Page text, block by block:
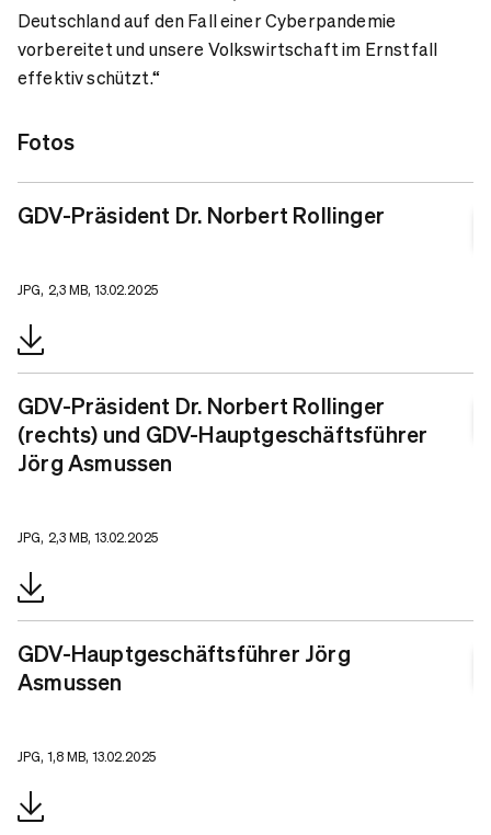
Deutschland auf den Fall einer Cyberpandemie
vorbereitet und unsere Volkswirtschaft im Ernstfall
effektiv schützt.“
Fotos
GDV-Präsident Dr. Norbert Rollinger
JPG, 2,3 MB, 13.02.2025
GDV-Präsident Dr. Norbert Rollinger
(rechts) und GDV-Hauptgeschäftsführer
Jörg Asmussen
JPG, 2,3 MB, 13.02.2025
GDV-Hauptgeschäftsführer Jörg
Asmussen
JPG, 1,8 MB, 13.02.2025